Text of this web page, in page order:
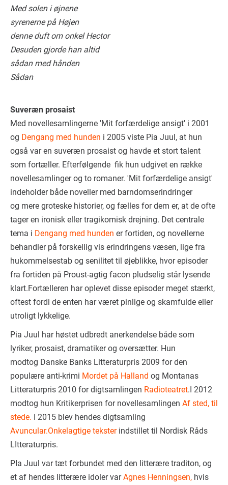
Med solen i øjnene
syrenerne på Højen
denne duft om onkel Hector
Desuden gjorde han altid
sådan med hånden
Sådan
Suveræn prosaist
Med novellesamlingerne 'Mit forfærdelige ansigt' i 2001
og Dengang med hunden i 2005 viste Pia Juul, at hun
også var en suveræn prosaist og havde et stort talent
som fortæller. Efterfølgende fik hun udgivet en række
novellesamlinger og to romaner. 'Mit forfærdelige ansigt'
indeholder både noveller med barndomserindringer
og mere groteske historier, og fælles for dem er, at de ofte
tager en ironisk eller tragikomisk drejning. Det centrale
tema i Dengang med hunden er fortiden, og novellerne
behandler på forskellig vis erindringens væsen, lige fra
hukommelsestab og senilitet til øjeblikke, hvor episoder
fra fortiden på Proust-agtig facon pludselig står lysende
klart.Fortælleren har oplevet disse episoder meget stærkt,
oftest fordi de enten har været pinlige og skamfulde eller
utroligt lykkelige.
Pia Juul har høstet udbredt anerkendelse både som
lyriker, prosaist, dramatiker og oversætter. Hun
modtog Danske Banks Litteraturpris 2009 for den
populære anti-krimi Mordet på Halland og Montanas
Litteraturpris 2010 for digtsamlingen Radioteatret.I 2012
modtog hun Kritikerprisen for novellesamlingen Af sted, til
stede. I 2015 blev hendes digtsamling
Avuncular.Onkelagtige teksterindstillet til Nordisk Råds
LItteraturpris.
PIa Juul var tæt forbundet med den litterære traditon, og
et af hendes litterære idoler varAgnes Henningsen, hvis